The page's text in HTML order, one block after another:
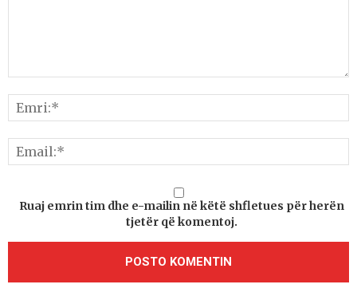
Ruaj emrin tim dhe e-mailin në këtë shfletues për herën
tjetër që komentoj.